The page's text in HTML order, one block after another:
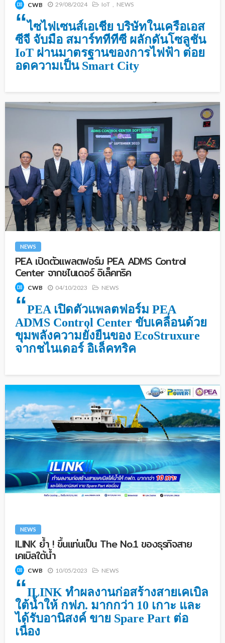
CWB 29/08/2024 IoT NEWS
“ไซไฟเซนส์เอเชีย บริษัทในเครือเอส
ซีจี จับมือ สมาร์ททีทีซี ผลักดันโซลูชัน
IoT ผ่านมาตรฐานของการไฟฟ้า ต่อย
อดความเป็น Smart City
NEWS
PEA เปิดตัวแพลตฟอร์ม PEA ADMS Control
Center จากชไนเดอร์ อิเล็คทริค
CWB 04/10/2023 NEWS
“PEA เปิดตัวแพลตฟอร์ม PEA
ADMS Control Center ขับเคลื่อนด้วย
ขุมพลังความยั่งยืนของ EcoStruxure
จากชไนเดอร์ อิเล็คทริค
NEWS
ILINK ย้ำ ! ขึ้นแท่นเป็น The No.1 ของธุรกิจสาย
เคเบิลใต้น้ำ
CWB 10/05/2023 NEWS
“ILINK ทำผลงานก่อสร้างสายเคเบิล
ใต้น้ำให้ กฟภ. มากกว่า 10 เกาะ และ
ได้รับอานิสงค์ ขาย Spare Part ต่อ
เนื่อง